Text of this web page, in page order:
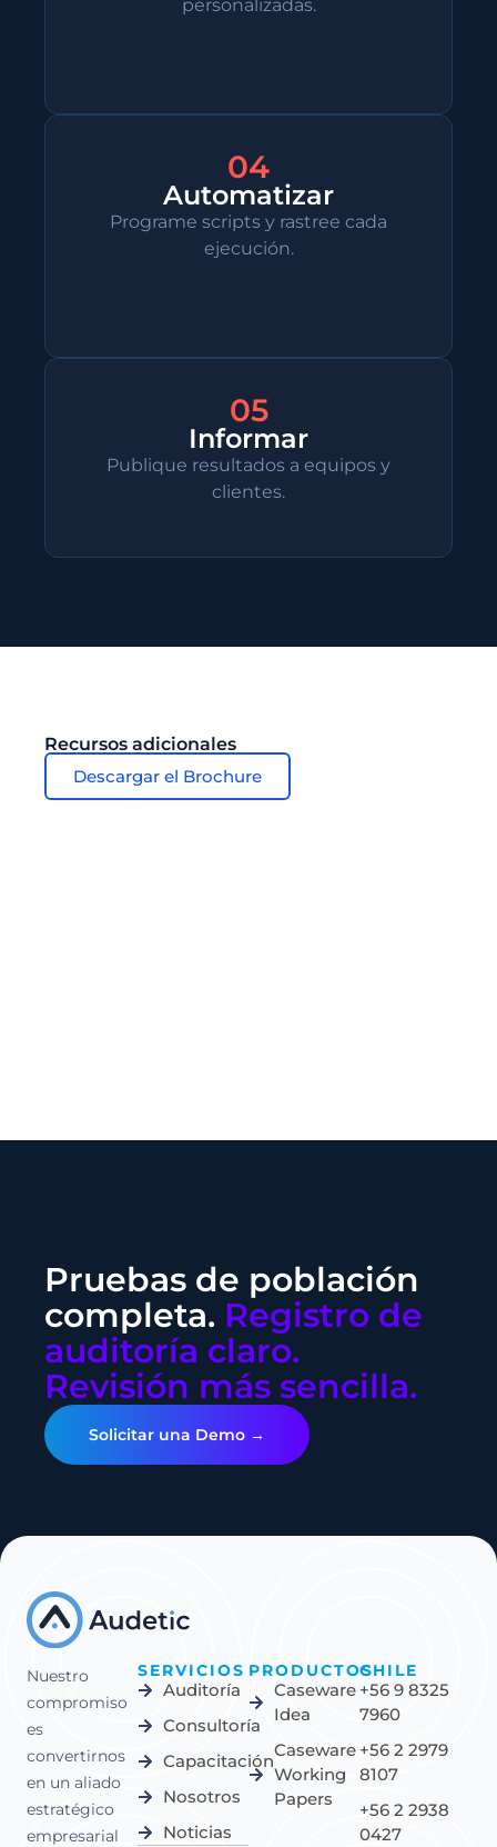
personalizadas.
04
Automatizar
Programe scripts y rastree cada
ejecución.
05
Informar
Publique resultados a equipos y
clientes.
Recursos adicionales
Descargar el Brochure
Pruebas de población
completa. Registro de
auditoría claro.
Revisión más sencilla.
Solicitar una Demo →
Nuestro
compromiso
es
convertirnos
en un aliado
estratégico
empresarial
SERVICIOS
Auditoría
Consultoría
Capacitación
Nosotros
Noticias
PRODUCTOS
Caseware
Idea
Caseware
Working
Papers
CHILE
+56 9 8325
7960
+56 2 2979
8107
+56 2 2938
0427